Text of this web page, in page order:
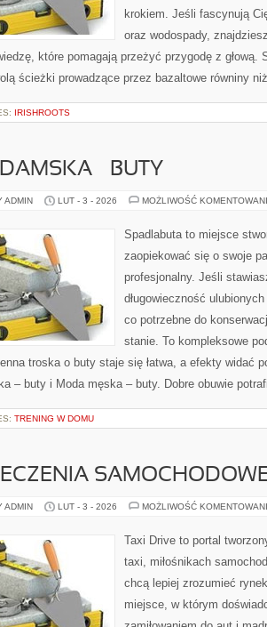
krokiem. Jeśli fascynują
oraz wodospady,
które pomagają przeżyć przygodę z głową.
ścieżki prowadzące przez bazaltowe równiny
IRISHROOTS
– BUTY
ADMIN LUT - 3 - 2026 MOŻLIWOŚĆ
Spadlabuta to miejsce
zaopiekować się o swoje
profesjonalny. Jeśli
długowieczność
co potrzebne do
stanie. To kompleksowe
troska o buty staje się łatwa, a efekty widać
– buty i Moda męska – buty. Dobre obuwie
TRENING W DOMU
ADMIN LUT - 3 - 2026 MOŻLIWOŚĆ
Taxi Drive to portal
taxi, miłośnikach
chcą lepiej zrozumieć
miejsce, w którym